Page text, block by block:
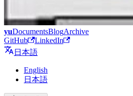
yuDocumentsBlogArchive
GitHub
LinkedIn
日本語
English
日本語